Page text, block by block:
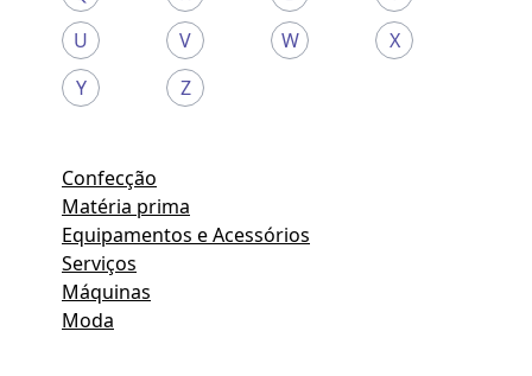
U
V W
X
Y
Z
Confecção
Matéria prima
Equipamentos e Acessórios
Serviços
Máquinas
Moda